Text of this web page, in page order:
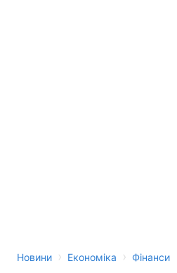
Новини › Економіка › Фінанси